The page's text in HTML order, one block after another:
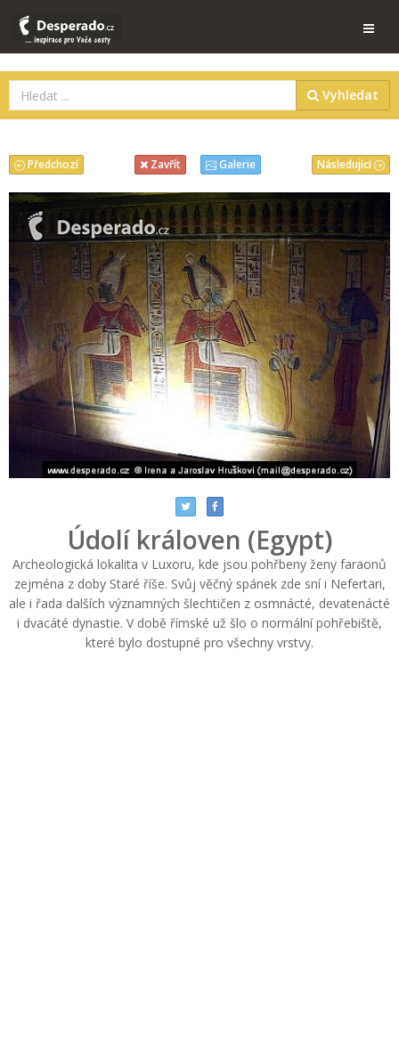
Vyhledat
Následující
Předchozí Zavřít Galerie
Údolí královen (Egypt)
Archeologická lokalita v Luxoru, kde jsou pohřbeny ženy faraonů
zejména z doby Staré říše. Svůj věčný spánek zde sní i Nefertari,
ale i řada dalších významných šlechtičen z osmnácté, devatenácté
i dvacáté dynastie. V době římské už šlo o normální pohřebiště,
které bylo dostupné pro všechny vrstvy.